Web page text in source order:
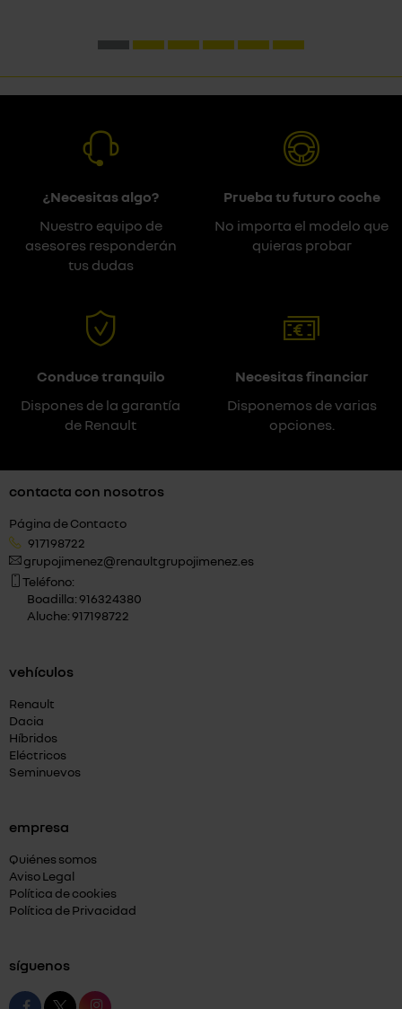
¿Necesitas algo?
Nuestro equipo de
asesores responderán
tus dudas
Prueba tu futuro coche
No importa el modelo que
quieras probar
Conduce tranquilo
Dispones de la garantía
de Renault
Necesitas financiar
Disponemos de varias
opciones.
contacta con nosotros
Página de Contacto
917198722
grupojimenez@renaultgrupojimenez.es
Teléfono:
Boadilla: 916324380
Aluche: 917198722
vehículos
Renault
Dacia
Híbridos
Eléctricos
Seminuevos
empresa
Quiénes somos
Aviso Legal
Política de cookies
Política de Privacidad
síguenos